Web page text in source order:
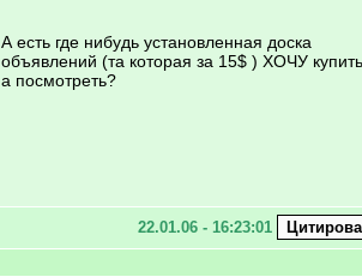
А есть где нибудь установленная доска
объявлений (та которая за 15$ ) ХОЧУ
а посмотреть?
22.01.06 - 16:23:01